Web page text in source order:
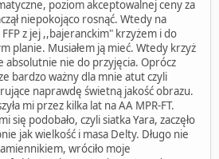
poziom akceptowalnej ceny za
niepokojąco rosnąć. Wtedy na
z jej ,,bajeranckim" krzyżem i do
planie. Musiałem ją mieć. Wtedy krzyż
absolutnie nie do przyjęcia. Oprócz
bardzo ważny dla mnie atut czyli
naprawdę świetną jakość obrazu.
mi przez kilka lat na AA MPR-FT.
się podobało, czyli siatka Yara, zaczęło
jak wielkość i masa Delty. Długo nie
wróciło moje